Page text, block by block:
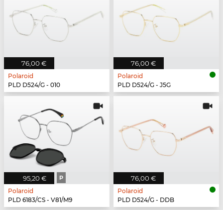
76,00 €
Polaroid
PLD D524/G - 010
76,00 €
Polaroid
PLD D524/G - J5G
95,20 € P
Polaroid
PLD 6183/CS - V81/M9
76,00 €
Polaroid
PLD D524/G - DDB